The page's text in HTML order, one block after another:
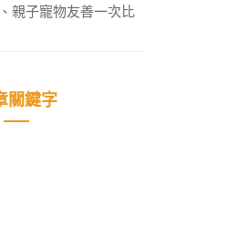
親子寵物友善一次比
關鍵字